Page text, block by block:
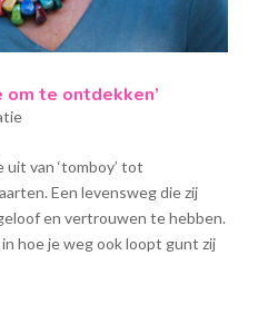
om te ontdekken’
van ‘tomboy’ tot
Een levensweg die zij
en vertrouwen te hebben.
hoe je weg ook loopt gunt zij